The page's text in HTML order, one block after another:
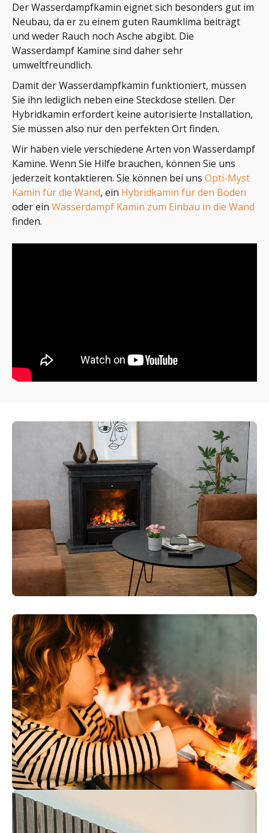
Der Wasserdampfkamin eignet sich besonders gut im
Neubau, da er zu einem guten Raumklima beiträgt
und weder Rauch noch Asche abgibt. Die
Wasserdampf Kamine sind daher sehr
umweltfreundlich.
Damit der Wasserdampfkamin funktioniert, müssen
Sie ihn lediglich neben eine Steckdose stellen. Der
Hybridkamin erfordert keine autorisierte Installation,
Sie müssen also nur den perfekten Ort finden.
Wir haben viele verschiedene Arten von Wasserdampf
Kamine. Wenn Sie Hilfe brauchen, können Sie uns
jederzeit kontaktieren. Sie können bei uns Opti-Myst
Kamin für die Wand, ein Hybridkamin für den Boden
oder ein Wasserdampf Kamin zum Einbau in die Wand
finden.